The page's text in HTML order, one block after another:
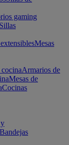
gaming
Mesas
Armarios de
Mesas de
Cocinas
Bandejas